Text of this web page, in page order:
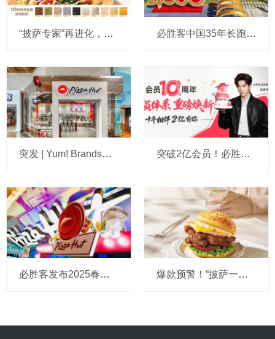
“披萨专家”再进化，多种营养在线，必胜客这款全新饼底披萨还是太全面了 必胜客中国35年长跑：4000店里程碑背后的战略密码
突发 | Yum! Brands宣布对必胜客启动战略评估：全球CEO暗示或会出售，百胜中国回应 突破2亿会员！必胜客十年深耕，从“交易”到“陪伴”
必胜客发布2025春夏新菜单，如何打造从舌尖到心尖的美味之旅？ 爆款预警！“披萨一哥”必胜客比萨堡牛排风味横空出世，创新逻辑大起底